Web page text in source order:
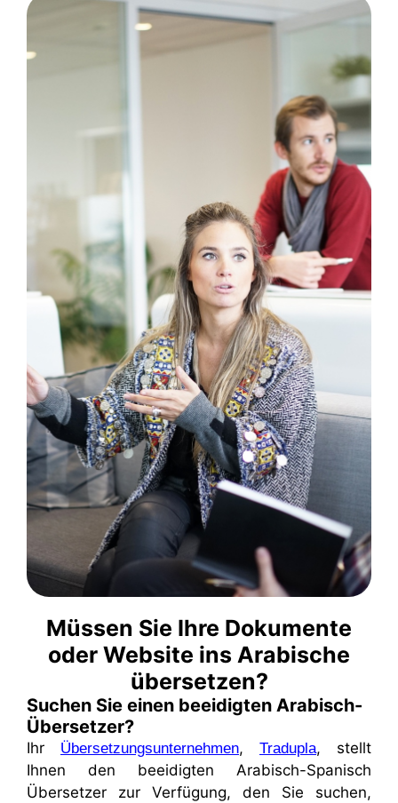
Arabisch-Spanisch-Lateinamerikanischer
Übersetzer, Arabisch-Spanisch Übersetzer,
Arabisch-Englisch Übersetzer, Englisch-
Arabisch Übersetzer, Arabisch-
Marokkanischer Übersetzer, Arabisch-
Portugiesisch Übersetzer, Arabisch-Syrischer
Übersetzer ins Spanische, Arabisch-
Türkischer Übersetzer, Übersetzer Spanisch-
Arabisch, Arabisch-Spanischer Sahara-
Übersetzer, Arabisch-Valenzianischer
Übersetzer, usw.
In unserem Übersetzungsunternehmen und
Kommunikationsagentur haben wir eine
große Auswahl an
professionellen Übersetzern und
Dolmetschern für Verhandlungen,
Flüsterdolmetschen, Konsekutivdolmetschen,
Simultandolmetschen und mehr. Beeidigte
Übersetzer oder zertifizierte, spezialisierte
Übersetzer, juristische Übersetzer,
Patentübersetzer, Werbetexter. SEO-Texter,
SEO-Texter für Ihren Blog. Professionelle
Übersetzung und SEO-Webtexterstellung bei
Tradupla, Ihrer Übersetzungsagentur und
Müssen Sie Ihre Dokumente
oder Website ins Arabische
übersetzen?
Suchen Sie einen beeidigten Arabisch-
Übersetzer?
Ihr Übersetzungsunternehmen, Tradupla, stellt
Ihnen den beeidigten Arabisch-Spanisch
Übersetzer zur Verfügung, den Sie suchen,